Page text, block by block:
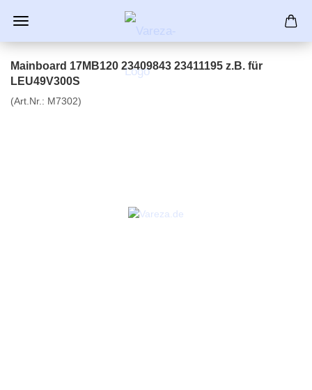
Mainboard 17MB120 23409843 23411195 z.B. für
LEU49V300S
(Art.Nr.: M7302)